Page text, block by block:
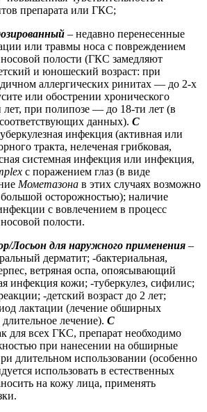
препарата или ГКС;
– недавно перенесенные
или травмы носа с повреждением
полости (ГКС замедляют
и юношеский возраст: при
аллергических ринитах — до 2-х
или обострении хронического
при полипозе — до 18-ти лет (в
данных). С
инфекция (активная или
тракта, нелеченая грибковая,
системная инфекция или инфекция,
c поражением глаз (в виде
Мометазона в этих случаях возможно
осторожностью); наличие
с вовлечением в процесс
полости.
Лосьон для наружного применения –
дерматит; -бактериальная,
ветряная оспа, опоясывающий
инфекция кожи; -туберкулез, сифилис;
-детский возраст до 2 лет;
лактации (лечение обширных
лечение). С
для всех ГКС, препарат необходимо
при нанесении на обширные
длительном использовании (особенно
использовать в естественных
на кожу лица, применять